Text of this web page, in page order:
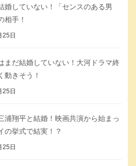
婚していない！「センスのある男
相手！
25日
まだ結婚していない！大河ドラマ終
動きそう！
25日
浦翔平と結婚！映画共演から始まっ
の挙式で結実！？
25日